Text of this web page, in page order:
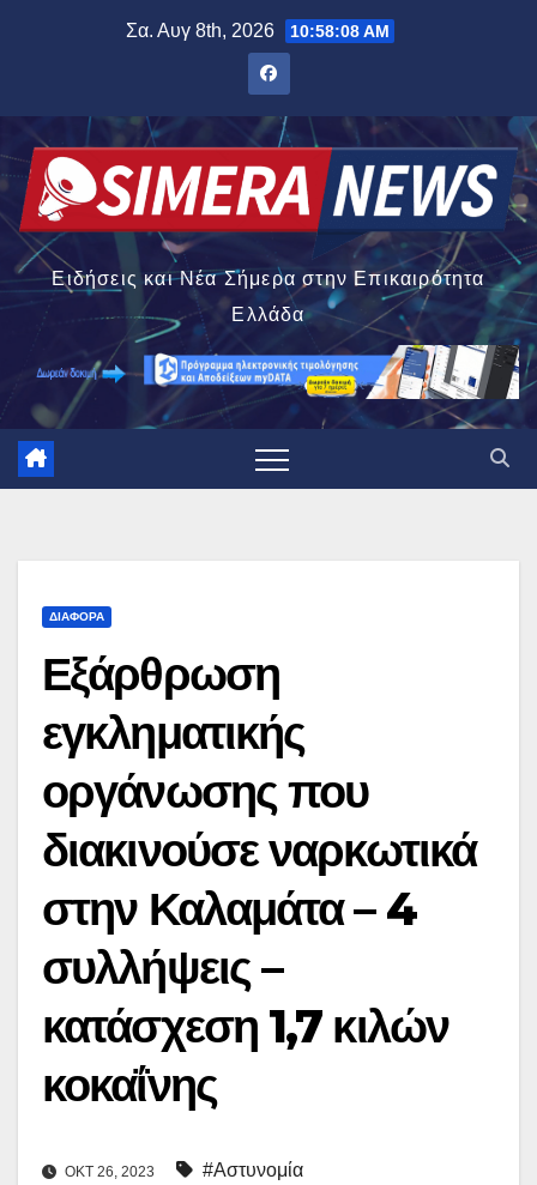
Σα. Αυγ 8th, 2026 10:58:09 AM
Ειδήσεις και Νέα Σήμερα στην Επικαιρότητα
Ελλάδα
ΔΙΆΦΟΡΑ
Εξάρθρωση
εγκληματικής
οργάνωσης που
διακινούσε ναρκωτικά
στην Καλαμάτα – 4
συλλήψεις –
κατάσχεση 1,7 κιλών
κοκαΐνης
ΟΚΤ 26, 2023 #Αστυνομία